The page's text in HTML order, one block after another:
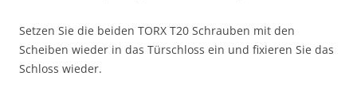
Setzen Sie die beiden TORX T20 Schrauben mit den
Scheiben wieder in das Türschloss ein und fixieren Sie das
Schloss wieder.